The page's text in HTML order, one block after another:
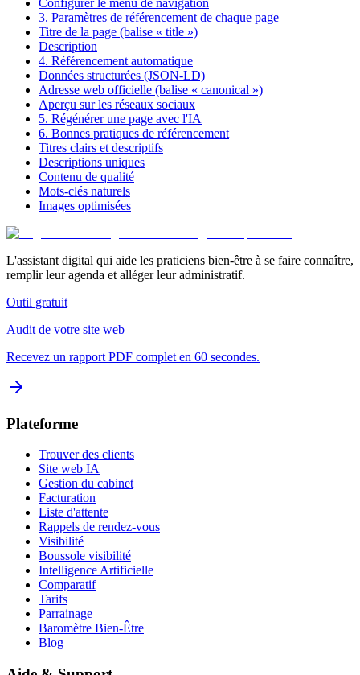
3. Paramètres de référencement de chaque page
Titre de la page (balise « title »)
Description
4. Référencement automatique
Données structurées (JSON-LD)
Adresse web officielle (balise « canonical »)
Aperçu sur les réseaux sociaux
5. Régénérer une page avec l'IA
6. Bonnes pratiques de référencement
Titres clairs et descriptifs
Descriptions uniques
Contenu de qualité
Mots-clés naturels
Images optimisées
L'assistant digital qui aide les praticiens bien-être à se faire connaître,
remplir leur agenda et alléger leur administratif.
Outil gratuit
Audit de votre site web
Recevez un rapport PDF complet en 60 secondes.
Plateforme
Trouver des clients
Site web IA
Gestion du cabinet
Facturation
Liste d'attente
Rappels de rendez-vous
Visibilité
Boussole visibilité
Intelligence Artificielle
Comparatif
Tarifs
Parrainage
Baromètre Bien-Être
Blog